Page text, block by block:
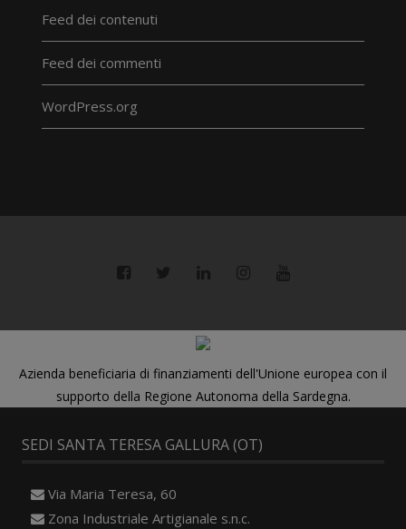
Feed dei contenuti
Feed dei commenti
WordPress.org
Azienda beneficiaria di finanziamenti dell'Unione europea con il
supporto della Regione Autonoma della Sardegna.
SEDI SANTA TERESA GALLURA (OT)
Via Maria Teresa, 60
Zona Industriale Artigianale s.n.c.